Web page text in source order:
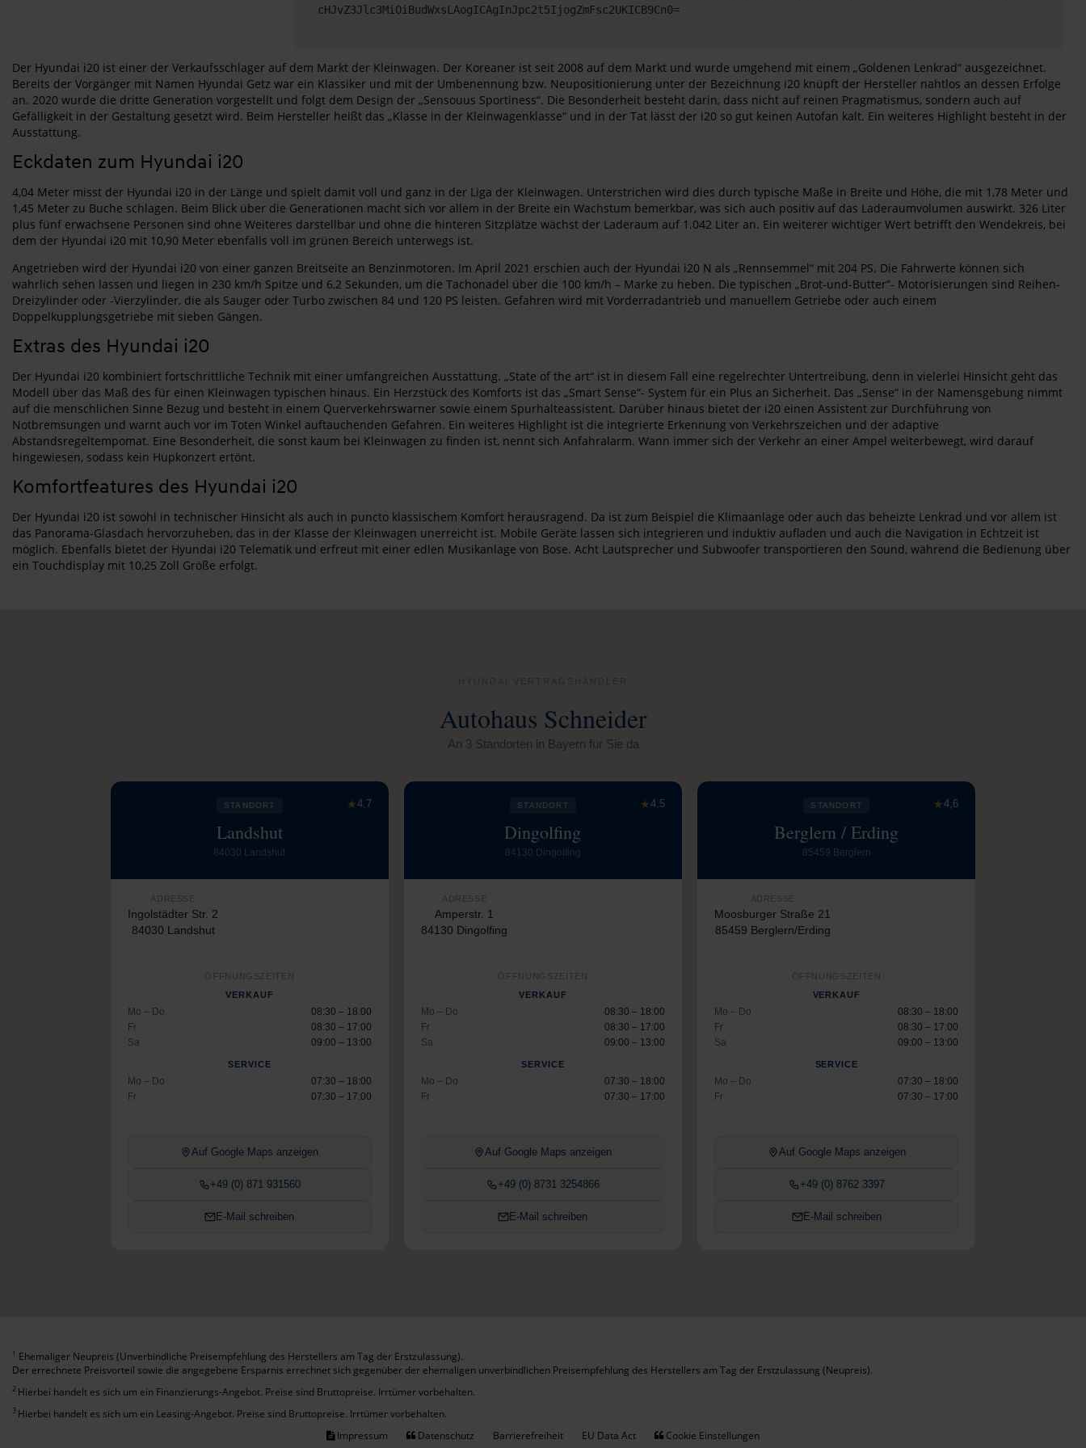
cHJvZ3Jlc3MiOiBudWxsLAogICAgInJpc2t5IjogZmFsc2UKICB9Cn0=
Der Hyundai i20 ist einer der Verkaufsschlager auf dem Markt der Kleinwagen. Der Koreaner ist seit 2008 auf dem Markt und wurde umgehend mit einem „Goldenen Lenkrad“ ausgezeichnet.
Bereits der Vorgänger mit Namen Hyundai Getz war ein Klassiker und mit der Umbenennung bzw. Neupositionierung unter der Bezeichnung i20 knüpft der Hersteller nahtlos an dessen Erfolge
an. 2020 wurde die dritte Generation vorgestellt und folgt dem Design der „Sensouus Sportiness“. Die Besonderheit besteht darin, dass nicht auf reinen Pragmatismus, sondern auch auf
Gefälligkeit in der Gestaltung gesetzt wird. Beim Hersteller heißt das „Klasse in der Kleinwagenklasse“ und in der Tat lässt der i20 so gut keinen Autofan kalt. Ein weiteres Highlight besteht in der
Ausstattung.
Eckdaten zum Hyundai i20
4,04 Meter misst der Hyundai i20 in der Länge und spielt damit voll und ganz in der Liga der Kleinwagen. Unterstrichen wird dies durch typische Maße in Breite und Höhe, die mit 1,78 Meter und
1,45 Meter zu Buche schlagen. Beim Blick über die Generationen macht sich vor allem in der Breite ein Wachstum bemerkbar, was sich auch positiv auf das Laderaumvolumen auswirkt. 326 Liter
plus fünf erwachsene Personen sind ohne Weiteres darstellbar und ohne die hinteren Sitzplätze wächst der Laderaum auf 1.042 Liter an. Ein weiterer wichtiger Wert betrifft den Wendekreis, bei
dem der Hyundai i20 mit 10,90 Meter ebenfalls voll im grünen Bereich unterwegs ist.
Angetrieben wird der Hyundai i20 von einer ganzen Breitseite an Benzinmotoren. Im April 2021 erschien auch der Hyundai i20 N als „Rennsemmel“ mit 204 PS. Die Fahrwerte können sich
wahrlich sehen lassen und liegen in 230 km/h Spitze und 6,2 Sekunden, um die Tachonadel über die 100 km/h – Marke zu heben. Die typischen „Brot-und-Butter“- Motorisierungen sind Reihen-
Dreizylinder oder -Vierzylinder, die als Sauger oder Turbo zwischen 84 und 120 PS leisten. Gefahren wird mit Vorderradantrieb und manuellem Getriebe oder auch einem
Doppelkupplungsgetriebe mit sieben Gängen.
Extras des Hyundai i20
Der Hyundai i20 kombiniert fortschrittliche Technik mit einer umfangreichen Ausstattung. „State of the art“ ist in diesem Fall eine regelrechter Untertreibung, denn in vielerlei Hinsicht geht das
Modell über das Maß des für einen Kleinwagen typischen hinaus. Ein Herzstück des Komforts ist das „Smart Sense“- System für ein Plus an Sicherheit. Das „Sense“ in der Namensgebung nimmt
auf die menschlichen Sinne Bezug und besteht in einem Querverkehrswarner sowie einem Spurhalteassistent. Darüber hinaus bietet der i20 einen Assistent zur Durchführung von
Notbremsungen und warnt auch vor im Toten Winkel auftauchenden Gefahren. Ein weiteres Highlight ist die integrierte Erkennung von Verkehrszeichen und der adaptive
Abstandsregeltempomat. Eine Besonderheit, die sonst kaum bei Kleinwagen zu finden ist, nennt sich Anfahralarm. Wann immer sich der Verkehr an einer Ampel weiterbewegt, wird darauf
hingewiesen, sodass kein Hupkonzert ertönt.
Komfortfeatures des Hyundai i20
Der Hyundai i20 ist sowohl in technischer Hinsicht als auch in puncto klassischem Komfort herausragend. Da ist zum Beispiel die Klimaanlage oder auch das beheizte Lenkrad und vor allem ist
das Panorama-Glasdach hervorzuheben, das in der Klasse der Kleinwagen unerreicht ist. Mobile Geräte lassen sich integrieren und induktiv aufladen und auch die Navigation in Echtzeit ist
möglich. Ebenfalls bietet der Hyundai i20 Telematik und erfreut mit einer edlen Musikanlage von Bose. Acht Lautsprecher und Subwoofer transportieren den Sound, während die Bedienung über
ein Touchdisplay mit 10,25 Zoll Größe erfolgt.
Autohaus Schneider
An 3 Standorten in Bayern für Sie da
★4,7
STANDORT
Landshut
84030 Landshut
ADRESSE
Ingolstädter Str. 2
84030 Landshut
ÖFFNUNGSZEITEN
VERKAUF
Mo – Do
08:30 – 18:00
Fr
08:30 – 17:00
Sa
09:00 – 13:00
SERVICE
Mo – Do
07:30 – 18:00
Fr
07:30 – 17:00
Auf Google Maps anzeigen
+49 (0) 871 931560
E-Mail schreiben
★4,5
STANDORT
Dingolfing
84130 Dingolfing
ADRESSE
Amperstr. 1
84130 Dingolfing
ÖFFNUNGSZEITEN
VERKAUF
Mo – Do
08:30 – 18:00
Fr
08:30 – 17:00
Sa
09:00 – 13:00
SERVICE
Mo – Do
07:30 – 18:00
Fr
07:30 – 17:00
Auf Google Maps anzeigen
+49 (0) 8731 3254866
E-Mail schreiben
★4,6
STANDORT
Berglern / Erding
85459 Berglern
ADRESSE
Moosburger Straße 21
85459 Berglern/Erding
ÖFFNUNGSZEITEN
VERKAUF
Mo – Do
08:30 – 18:00
Fr
08:30 – 17:00
Sa
09:00 – 13:00
SERVICE
Mo – Do
07:30 – 18:00
Fr
07:30 – 17:00
Auf Google Maps anzeigen
+49 (0) 8762 3397
E-Mail schreiben
1 Ehemaliger Neupreis (Unverbindliche Preisempfehlung des Herstellers am Tag der Erstzulassung).
Der errechnete Preisvorteil sowie die angegebene Ersparnis errechnet sich gegenüber der ehemaligen unverbindlichen Preisempfehlung des Herstellers am Tag der Erstzulassung (Neupreis).
2 Hierbei handelt es sich um ein Finanzierungs-Angebot. Preise sind Bruttopreise. Irrtümer vorbehalten.
3 Hierbei handelt es sich um ein Leasing-Angebot. Preise sind Bruttopreise. Irrtümer vorbehalten.
Impressum
Datenschutz Barrierefreiheit EU Data Act Cookie Einstellungen